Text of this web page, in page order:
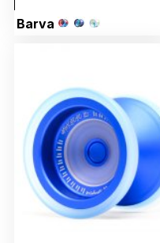
Barva